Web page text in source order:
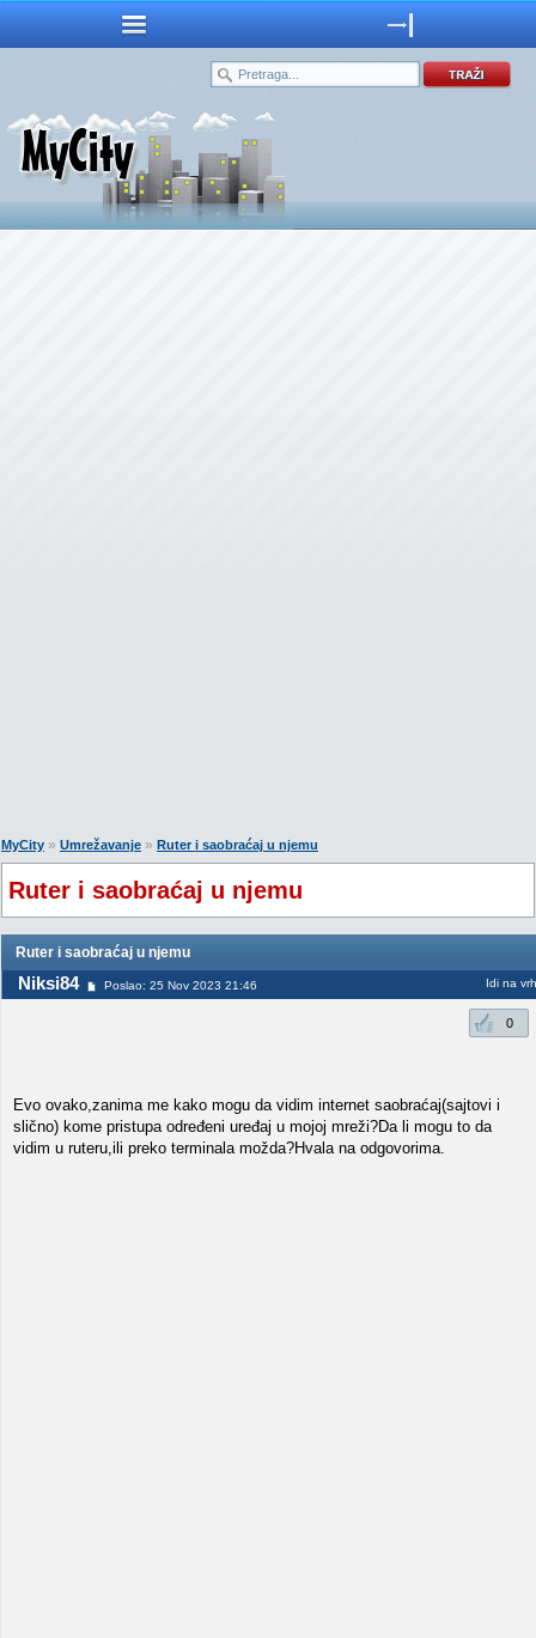
MyCity » Umrežavanje » Ruter i saobraćaj u njemu
Ruter i saobraćaj u njemu
Ruter i saobraćaj u njemu
Niksi84 Poslao: 25 Nov 2023 21:46 Idi na vrh
0
Evo ovako,zanima me kako mogu da vidim internet saobraćaj(sajtovi i
slično) kome pristupa određeni uređaj u mojoj mreži?Da li mogu to da
vidim u ruteru,ili preko terminala možda?Hvala na odgovorima.